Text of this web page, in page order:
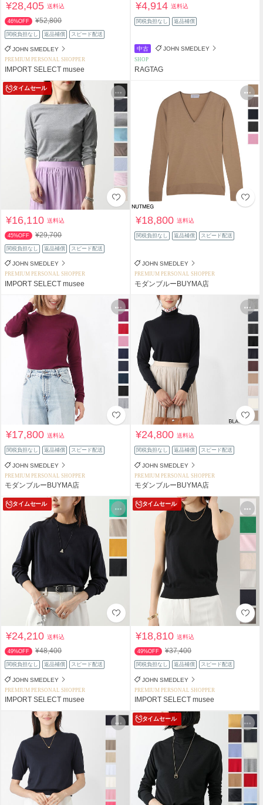
¥28,405送料込
46%OFF ¥52,800
関税負担なし 返品補償 スピード配送
JOHN SMEDLEY
PREMIUM PERSONAL SHOPPER
IMPORT SELECT musee
¥4,914送料込
関税負担なし 返品補償
中古 JOHN SMEDLEY
SHOP
RAGTAG
タイムセール
¥16,110送料込
45%OFF ¥29,700
関税負担なし 返品補償 スピード配送
JOHN SMEDLEY
PREMIUM PERSONAL SHOPPER
IMPORT SELECT musee
¥18,800送料込
関税負担なし 返品補償 スピード配送
JOHN SMEDLEY
PREMIUM PERSONAL SHOPPER
モダンブルーBUYMA店
¥17,800送料込
関税負担なし 返品補償 スピード配送
JOHN SMEDLEY
PREMIUM PERSONAL SHOPPER
モダンブルーBUYMA店
¥24,800送料込
関税負担なし 返品補償 スピード配送
JOHN SMEDLEY
PREMIUM PERSONAL SHOPPER
モダンブルーBUYMA店
タイムセール
¥24,210送料込
49%OFF ¥48,400
関税負担なし 返品補償 スピード配送
JOHN SMEDLEY
PREMIUM PERSONAL SHOPPER
IMPORT SELECT musee
タイムセール
¥18,810送料込
49%OFF ¥37,400
関税負担なし 返品補償 スピード配送
JOHN SMEDLEY
PREMIUM PERSONAL SHOPPER
IMPORT SELECT musee
タイムセール